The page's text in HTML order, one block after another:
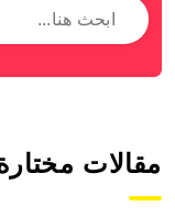
مقالات